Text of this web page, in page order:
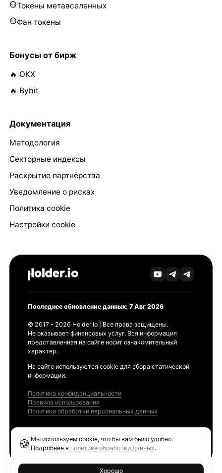
Токены метавселенных
Фан токены
Бонусы от бирж
🔥 OKX
🔥 Bybit
Документация
Методология
Секторные индексы
Раскрытие партнёрства
Уведомление о рисках
Политика cookie
Настройки cookie
Последнее обновление данных: 7 Авг 2026
© 2017 - 2026 Holder.io | Все права защищены.
Не оказывает финансовых услуг. Вся информация
представленная на сайте носит ознакомительный
характер.
На сайте используются cookie для сбора статической
информации.
Политика конфиденциальности
Правила использования
Политика обработки персональных данных
🍪 Мы используем cookie, что бы вам было удобно.
Подробнее в политике обработки данных.
Хорошо
Ethereum GAS Tracker